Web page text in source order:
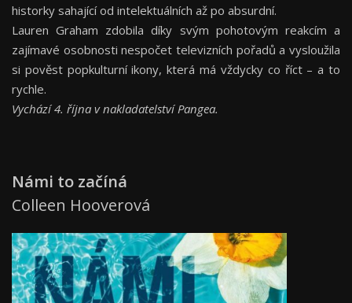
historky sahající od intelektuálních až po absurdní.
Lauren Graham zdobila díky svým pohotovým reakcím a
zajímavé osobnosti nespočet televizních pořadů a vysloužila
si pověst popkulturní ikony, která má vždycky co říct – a to
rychle.
Vychází 4. října v nakladatelství Pangea.
Námi to začíná
Colleen Hooverová